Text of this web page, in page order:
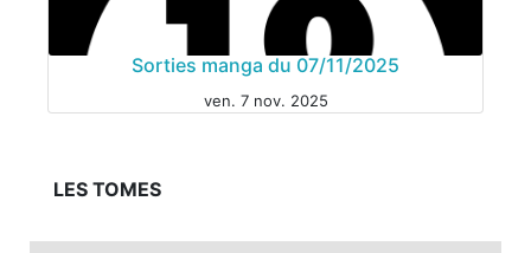
MANGA
Sorties manga du 07/11/2025
ven. 7 nov. 2025
LES TOMES